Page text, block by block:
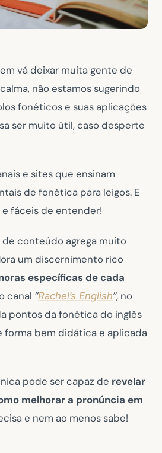
vá deixar muita gente de
não estamos sugerindo
fonéticos e suas aplicações
ser muito útil, caso desperte
e sites que ensinam
de fonética para leigos. E
fáceis de entender!
conteúdo agrega muito
um discernimento rico
específicas de cada
canal “Rachel’s English”, no
pontos da fonética do inglês
forma bem didática e aplicada
pode ser capaz de revelar
melhorar a pronúncia em
e nem ao menos sabe!